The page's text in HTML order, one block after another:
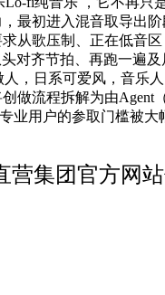
最初进入混音取导出
从歌压制、正在低音
对齐节拍、再跑一遍
，日系可爱风，音乐
做流程拆解为由Agent
业用户的参取门槛被大
营集团官方网